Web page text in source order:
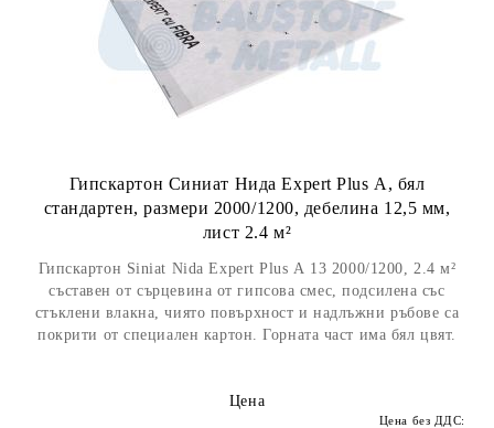
Гипскартон Синиат Нида Expert Plus А, бял
стандартен, размери 2000/1200, дебелина 12,5 мм,
лист 2.4 м²
Гипскартон Siniat Nida Expert Plus А 13 2000/1200, 2.4 м²
съставен от сърцевина от гипсова смес, подсилена със
стъклени влакна, чиято повърхност и надлъжни ръбове са
покрити от специален картон. Горната част има бял цвят.
Цена
Цена без ДДС: